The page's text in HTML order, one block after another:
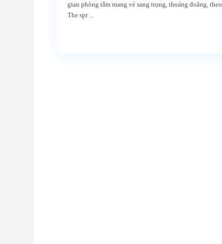
gian phòng tắm mang vẻ sang trọng, thoáng đoãng, theo
The spr ...